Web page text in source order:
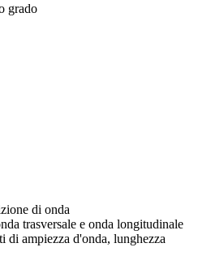
grado
di onda
trasversale e onda longitudinale
di ampiezza d'onda, lunghezza